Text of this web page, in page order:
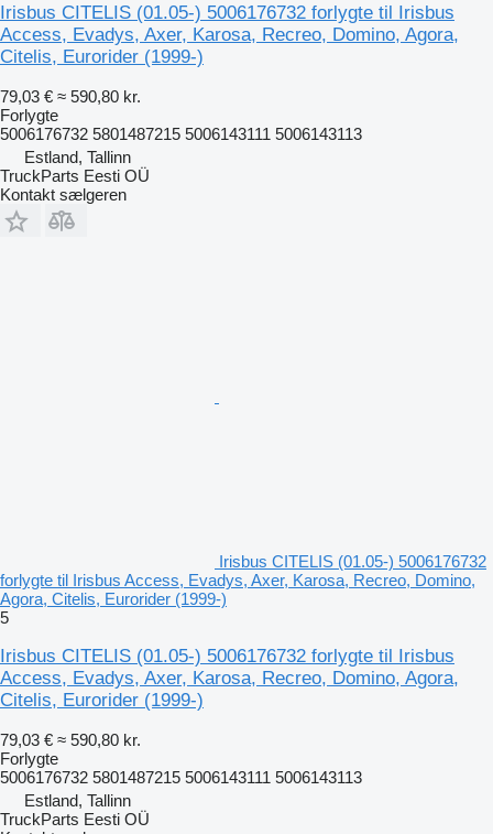
Irisbus CITELIS (01.05-) 5006176732 forlygte til Irisbus
Access, Evadys, Axer, Karosa, Recreo, Domino, Agora,
Citelis, Eurorider (1999-)
79,03 € ≈ 590,80 kr.
Forlygte
5006176732 5801487215 5006143111 5006143113
Estland, Tallinn
TruckParts Eesti OÜ
Kontakt sælgeren
Irisbus CITELIS (01.05-) 5006176732
forlygte til Irisbus Access, Evadys, Axer, Karosa, Recreo, Domino,
Agora, Citelis, Eurorider (1999-)
5
Irisbus CITELIS (01.05-) 5006176732 forlygte til Irisbus
Access, Evadys, Axer, Karosa, Recreo, Domino, Agora,
Citelis, Eurorider (1999-)
79,03 € ≈ 590,80 kr.
Forlygte
5006176732 5801487215 5006143111 5006143113
Estland, Tallinn
TruckParts Eesti OÜ